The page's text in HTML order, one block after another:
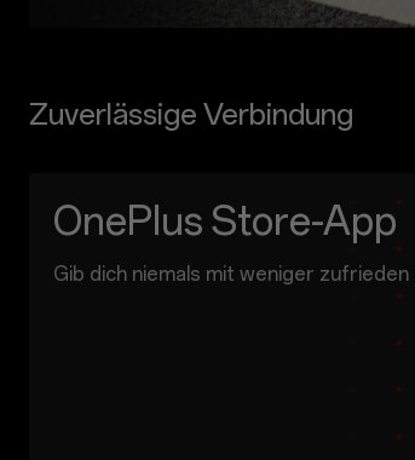
Zuverlässige Verbindung
OnePlus Store-App
Gib dich niemals mit weniger zufrieden